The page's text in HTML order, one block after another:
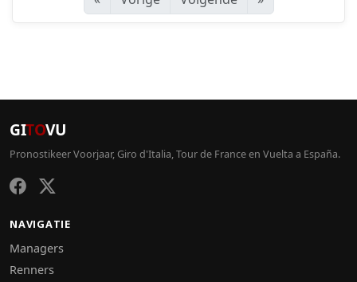
GITOVU
Pronostikeer Voorjaar, Giro d'Italia, Tour de France en Vuelta a España.
NAVIGATIE
Managers
Renners